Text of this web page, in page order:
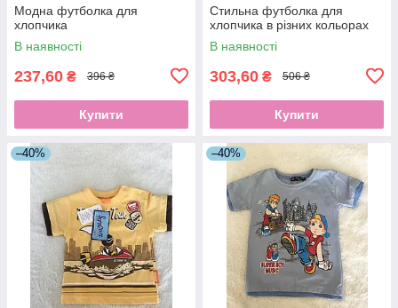
Модна футболка для
хлопчика
В наявності
237,60 ₴ 396 ₴
Купити
Стильна футболка для
хлопчика в різних кольорах
В наявності
303,60 ₴ 506 ₴
Купити
–40% –40%